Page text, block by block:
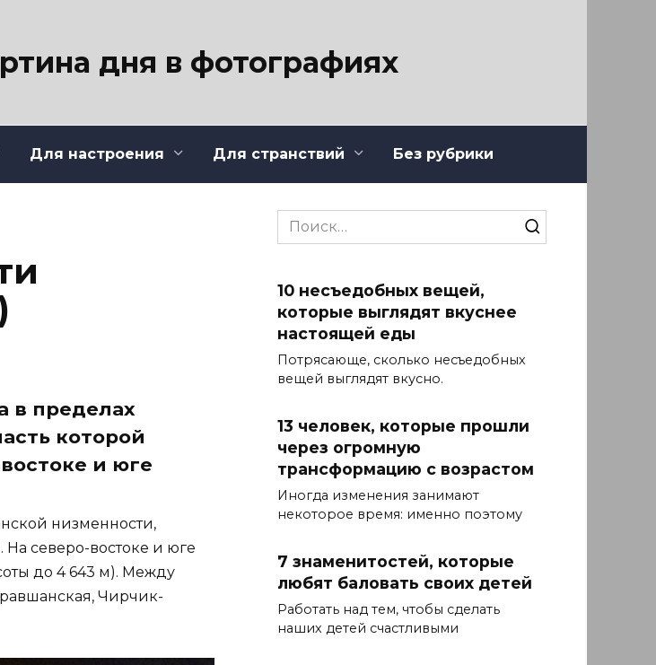
дня в фотографиях
Для настроения Для странствий Без рубрики
в пределах
которой
и юге
низменности,
На северо-востоке и юге
до 4 643 м). Между
Чирчик-
Search
for:
10 несъедобных вещей,
которые выглядят вкуснее
настоящей еды
Потрясающе, сколько несъедобных
вещей выглядят вкусно.
13 человек, которые прошли
через огромную
трансформацию с возрастом
Иногда изменения занимают
некоторое время: именно поэтому
7 знаменитостей, которые
любят баловать своих детей
Работать над тем, чтобы сделать
наших детей счастливыми